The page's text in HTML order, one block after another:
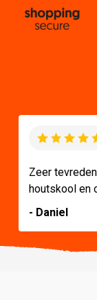
Zeer
houtskool en
- Daniel